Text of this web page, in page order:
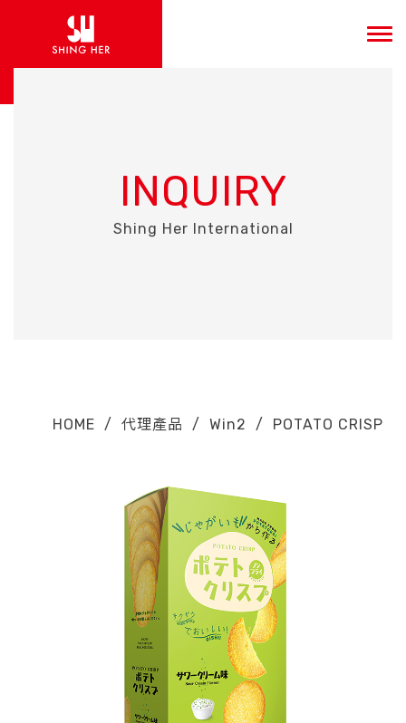
INQUIRY
Shing Her International
HOME / 代理產品 / Win2 / POTATO CRISP